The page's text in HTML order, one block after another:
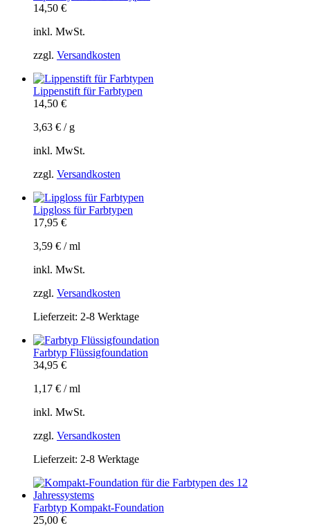
14,50 €
inkl. MwSt.
zzgl. Versandkosten
Lippenstift für Farbtypen
14,50 €
3,63 € / g
inkl. MwSt.
zzgl. Versandkosten
Lipgloss für Farbtypen
17,95 €
3,59 € /ml
inkl. MwSt.
zzgl. Versandkosten
Lieferzeit: 2-8 Werktage
Farbtyp Flüssigfoundation
34,95 €
1,17 € /ml
inkl. MwSt.
zzgl. Versandkosten
Lieferzeit: 2-8 Werktage
Farbtyp Kompakt-Foundation
25,00 €